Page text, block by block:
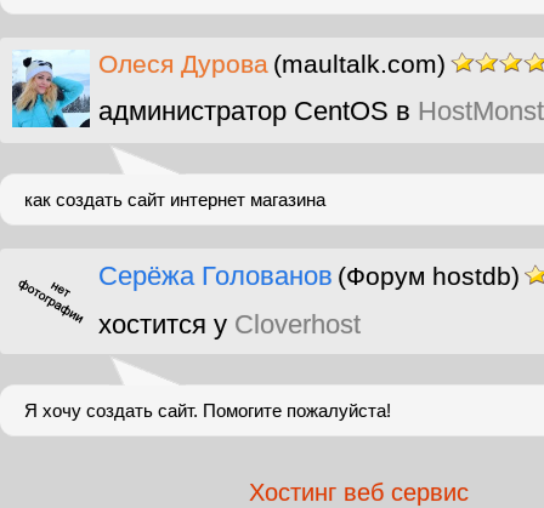
Олеся Дурова (maultalk.com)
администратор CentOS в
как создать сайт интернет магазина
Серёжа Голованов (Форум hostdb)
хостится у Cloverhost
Я хочу создать сайт. Помогите пожалуйста!
Хостинг веб сервис